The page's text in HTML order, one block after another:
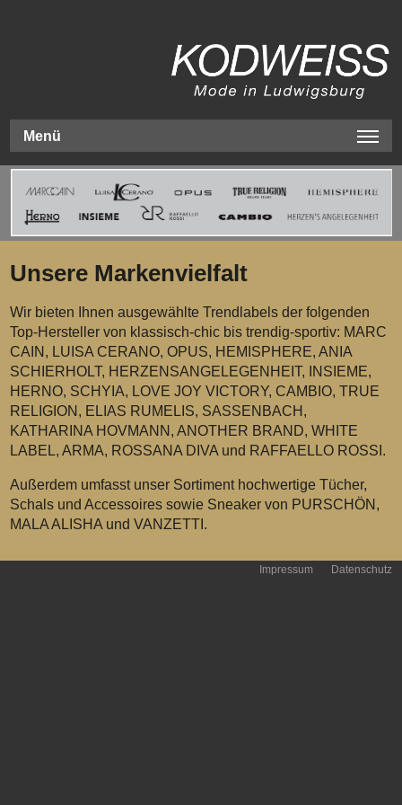
Menü
Unsere Markenvielfalt
Wir bieten Ihnen ausgewählte Trendlabels der folgenden
Top-Hersteller von klassisch-chic bis trendig-sportiv: MARC
CAIN, LUISA CERANO, OPUS, HEMISPHERE, ANIA
SCHIERHOLT, HERZENSANGELEGENHEIT, INSIEME,
HERNO, SCHYIA, LOVE JOY VICTORY, CAMBIO, TRUE
RELIGION, ELIAS RUMELIS, SASSENBACH,
KATHARINA HOVMANN, ANOTHER BRAND, WHITE
LABEL, ARMA, ROSSANA DIVA und RAFFAELLO ROSSI.
Außerdem umfasst unser Sortiment hochwertige Tücher,
Schals und Accessoires sowie Sneaker von PURSCHÖN,
MALA ALISHA und VANZETTI.
Impressum Datenschutz